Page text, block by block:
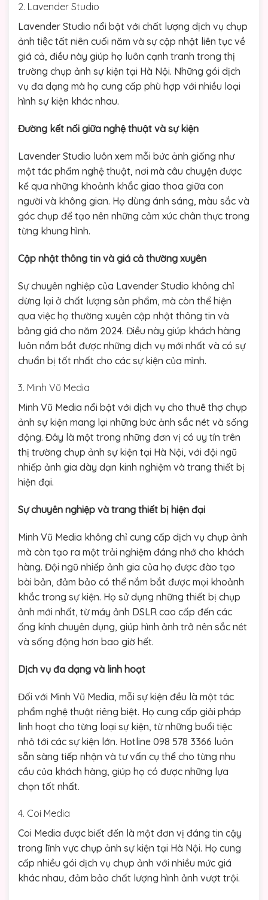
2. Lavender Studio
Lavender Studio nổi bật với chất lượng dịch vụ chụp
ảnh tiệc tất niên cuối năm và sự cập nhật liên tục về
giá cả, điều này giúp họ luôn cạnh tranh trong thị
trường chụp ảnh sự kiện tại Hà Nội. Những gói dịch
vụ đa dạng mà họ cung cấp phù hợp với nhiều loại
hình sự kiện khác nhau.
Đường kết nối giữa nghệ thuật và sự kiện
Lavender Studio luôn xem mỗi bức ảnh giống như
một tác phẩm nghệ thuật, nơi mà câu chuyện được
kể qua những khoảnh khắc giao thoa giữa con
người và không gian. Họ dùng ánh sáng, màu sắc và
góc chụp để tạo nên những cảm xúc chân thực trong
từng khung hình.
Cập nhật thông tin và giá cả thường xuyên
Sự chuyên nghiệp của Lavender Studio không chỉ
dừng lại ở chất lượng sản phẩm, mà còn thể hiện
qua việc họ thường xuyên cập nhật thông tin và
bảng giá cho năm 2024. Điều này giúp khách hàng
luôn nắm bắt được những dịch vụ mới nhất và có sự
chuẩn bị tốt nhất cho các sự kiện của mình.
3. Minh Vũ Media
Minh Vũ Media nổi bật với dịch vụ cho thuê thợ chụp
ảnh sự kiện mang lại những bức ảnh sắc nét và sống
động. Đây là một trong những đơn vị có uy tín trên
thị trường chụp ảnh sự kiện tại Hà Nội, với đội ngũ
nhiếp ảnh gia dày dạn kinh nghiệm và trang thiết bị
hiện đại.
Sự chuyên nghiệp và trang thiết bị hiện đại
Minh Vũ Media không chỉ cung cấp dịch vụ chụp ảnh
mà còn tạo ra một trải nghiệm đáng nhớ cho khách
hàng. Đội ngũ nhiếp ảnh gia của họ được đào tạo
bài bản, đảm bảo có thể nắm bắt được mọi khoảnh
khắc trong sự kiện. Họ sử dụng những thiết bị chụp
ảnh mới nhất, từ máy ảnh DSLR cao cấp đến các
ống kính chuyên dụng, giúp hình ảnh trở nên sắc nét
và sống động hơn bao giờ hết.
Dịch vụ đa dạng và linh hoạt
Đối với Minh Vũ Media, mỗi sự kiện đều là một tác
phẩm nghệ thuật riêng biệt. Họ cung cấp giải pháp
linh hoạt cho từng loại sự kiện, từ những buổi tiệc
nhỏ tới các sự kiện lớn. Hotline 098 578 3366 luôn
sẵn sàng tiếp nhận và tư vấn cụ thể cho từng nhu
cầu của khách hàng, giúp họ có được những lựa
chọn tốt nhất.
4. Coi Media
Coi Media được biết đến là một đơn vị đáng tin cậy
trong lĩnh vực chụp ảnh sự kiện tại Hà Nội. Họ cung
cấp nhiều gói dịch vụ chụp ảnh với nhiều mức giá
khác nhau, đảm bảo chất lượng hình ảnh vượt trội.